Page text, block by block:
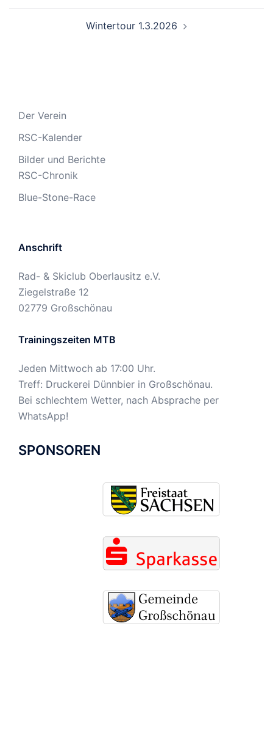
Wintertour 1.3.2026
Der Verein
RSC-Kalender
Bilder und Berichte
RSC-Chronik
Blue-Stone-Race
Anschrift
Rad- & Skiclub Oberlausitz e.V.
Ziegelstraße 12
02779 Großschönau
Trainingszeiten MTB
Jeden Mittwoch ab 17:00 Uhr.
Treff: Druckerei Dünnbier in Großschönau.
Bei schlechtem Wetter, nach Absprache per
WhatsApp!
SPONSOREN